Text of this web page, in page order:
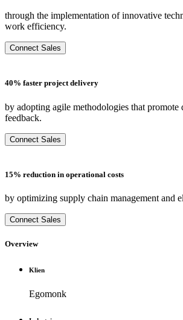
through the implementation of innovative
work efficiency.
Connect Sales
40% faster project delivery
by adopting agile methodologies that promote
feedback.
Connect Sales
15% reduction in operational costs
by optimizing supply chain management and
Connect Sales
Overview
Klien
Egomonk